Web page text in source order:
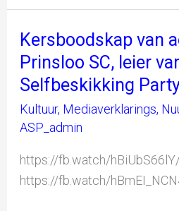
Kersboodskap van
Prinsloo SC, leier
Selfbeskikking
Kultuur, Mediaverklarings,
ASP_admin
https://fb.watch/
https://fb.watch/
Kersboodskap
van
adv
Prinsloo
leier
van